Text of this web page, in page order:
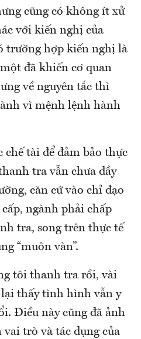
cũng có không ít xử
với kiến nghị của
trường hợp kiến nghị là
đã khiến cơ quan
về nguyên tắc thì
vì mệnh lệnh hành
chế tài để đảm bảo thực
tra vẫn chưa đầy
căn cứ vào chỉ đạo
ngành phải chấp
tra, song trên thực tế
“muôn vàn”.
tôi thanh tra rồi, vài
thấy tình hình vẫn y
Điều này cũng đã ảnh
trò và tác dụng của